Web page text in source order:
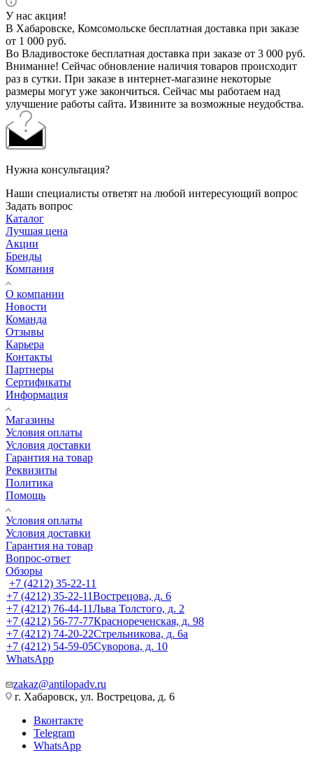
У нас акция!
В Хабаровске, Комсомольске бесплатная доставка при заказе
от 1 000 руб.
Во Владивостоке бесплатная доставка при заказе от 3 000 руб.
Внимание! Сейчас обновление наличия товаров происходит
раз в сутки. При заказе в интернет-магазине некоторые
размеры могут уже закончиться. Сейчас мы работаем над
улучшение работы сайта. Извините за возможные неудобства.
Нужна консультация?
Наши специалисты ответят на любой интересующий вопрос
Задать вопрос
Каталог
Лучшая цена
Акции
Бренды
Компания
О компании
Новости
Команда
Отзывы
Карьера
Контакты
Партнеры
Сертификаты
Информация
Магазины
Условия оплаты
Условия доставки
Гарантия на товар
Реквизиты
Политика
Помощь
Условия оплаты
Условия доставки
Гарантия на товар
Вопрос-ответ
Обзоры
+7 (4212) 35-22-11
+7 (4212) 35-22-11Вострецова, д. 6
+7 (4212) 76-44-11Льва Толстого, д. 2
+7 (4212) 56-77-77Краснореченская, д. 98
+7 (4212) 74-20-22Стрельникова, д. 6а
+7 (4212) 54-59-05Суворова, д. 10
WhatsApp
zakaz@antilopadv.ru
г. Хабаровск, ул. Вострецова, д. 6
Вконтакте
Telegram
WhatsApp